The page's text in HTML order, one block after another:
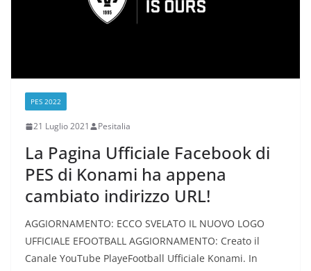
PES 2022
21 Luglio 2021 Pesitalia
La Pagina Ufficiale Facebook di
PES di Konami ha appena
cambiato indirizzo URL!
AGGIORNAMENTO: ECCO SVELATO IL NUOVO LOGO
UFFICIALE EFOOTBALL AGGIORNAMENTO: Creato il
Canale YouTube PlayeFootball Ufficiale Konami. In